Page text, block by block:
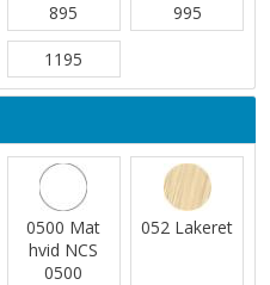
895 995
1195
0500 Mat
hvid NCS
0500
052 Lakeret